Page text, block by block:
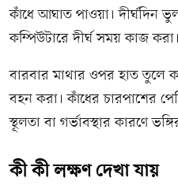
কাঁধে আঘাত পাওয়া। দীর্ঘদিন
কম্পিউটারে দীর্ঘ সময় কাজ করা।
বারবার মাথার ওপর হাত তুলে
বহন করা। কাঁধের চারপাশের
স্থূলতা বা গর্ভাবস্থার কারণে
কী কী লক্ষণ দেখা যায়